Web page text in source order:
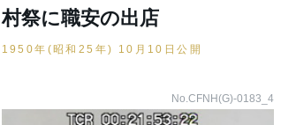
村祭に職安の出店
1950年(昭和25年) 10月10日公開
No.CFNH(G)-0183_4